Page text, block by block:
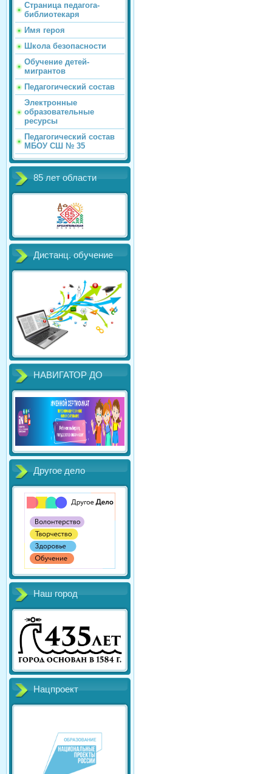
Страница педагога-
библиотекаря
Имя героя
Школа безопасности
Обучение детей-
мигрантов
Педагогический состав
Электронные
образовательные
ресурсы
Педагогический состав
МБОУ СШ № 35
85 лет области
Дистанц. обучение
НАВИГАТОР ДО
Другое дело
Наш город
Нацпроект